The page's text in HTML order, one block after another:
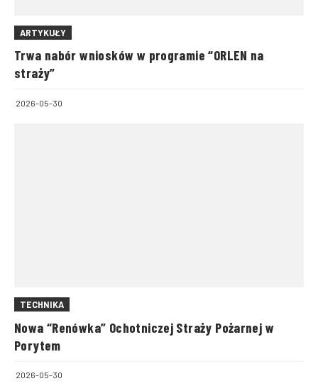
ARTYKUŁY
Trwa nabór wniosków w programie “ORLEN na
straży”
2026-05-30
TECHNIKA
Nowa “Renówka” Ochotniczej Straży Pożarnej w
Porytem
2026-05-30